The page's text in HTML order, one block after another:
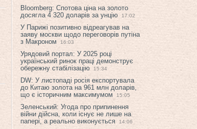
Bloomberg: Спотова ціна на золото
досягла 4 320 доларів за унцію
17:02
У Парижі позитивно відреагував на
заяву москви щодо переговорів путіна
з Макроном
16:03
Урядовий портал: У 2025 році
український ринок праці демонструє
обережну стабілізацію
15:34
DW: У листопаді росія експортувала
до Китаю золота на 961 млн доларів,
що є історичним максимумом
15:05
Зеленський: Угода про припинення
війни дійсна, коли існує не лише на
папері, а реально виконується
14:06